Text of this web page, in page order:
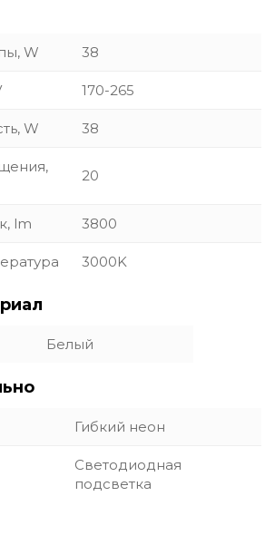
W 38
170-265
W 38
20
lm 3800
3000K
Белый
Гибкий неон
Светодиодная
подсветка